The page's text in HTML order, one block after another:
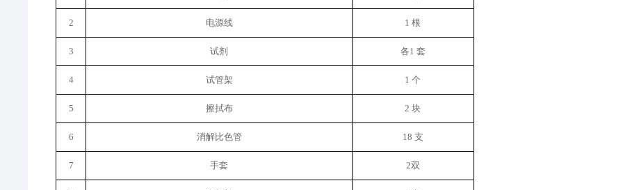
2 电源线 1 根
3 试剂 各1 套
4 试管架 1 个
5 擦拭布 2 块
6 消解比色管 18 支
7 手套 2双